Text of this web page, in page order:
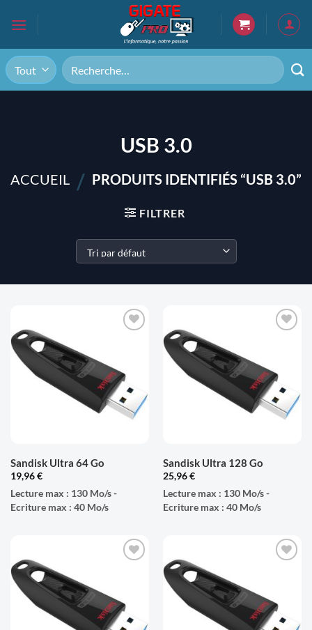
Recherche
pour :
USB 3.0
ACCUEIL / PRODUITS IDENTIFIÉS “USB 3.0”
FILTRER
LISTE
D'ENVIES
Sandisk Ultra 64 Go
19,96€
Lecture max : 130 Mo/s -
Ecriture max : 40 Mo/s
LISTE
D'ENVIES
Sandisk Ultra 128 Go
25,96€
Lecture max : 130 Mo/s -
Ecriture max : 40 Mo/s
LISTE
D'ENVIES
LISTE
D'ENVIES